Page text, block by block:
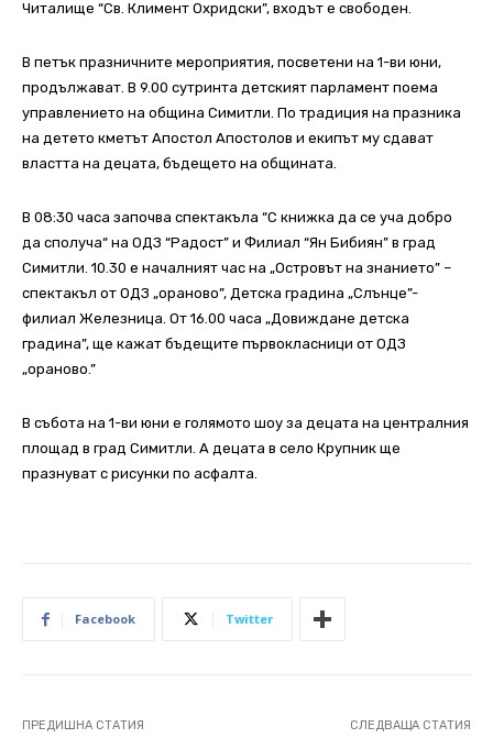
Читалище “Св. Климент Охридски”, входът е свободен.
В петък празничните мероприятия, посветени на 1-ви юни,
продължават. В 9.00 сутринта детският парламент поема
управлението на община Симитли. По традиция на празника
на детето кметът Апостол Апостолов и екипът му сдават
властта на децата, бъдещето на общината.
В 08:30 часа започва спектакъла “С книжка да се уча добро
да сполуча“ на ОДЗ “Радост” и Филиал “Ян Бибиян” в град
Симитли. 10.30 е началният час на „Островът на знанието” –
спектакъл от ОДЗ „ораново”, Детска градина „Слънце”-
филиал Железница. От 16.00 часа „Довиждане детска
градина”, ще кажат бъдещите първокласници от ОДЗ
„ораново.”
В събота на 1-ви юни е голямото шоу за децата на централния
площад в град Симитли. А децата в село Крупник ще
празнуват с рисунки по асфалта.
Facebook Twitter
ПРЕДИШНА СТАТИЯ СЛЕДВАЩА СТАТИЯ